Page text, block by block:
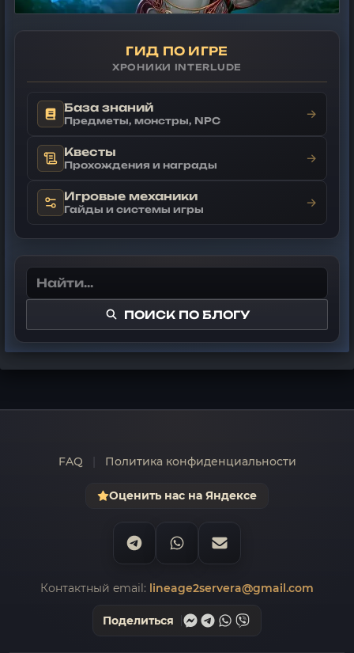
ГИД ПО ИГРЕ
ХРОНИКИ INTERLUDE
База знаний
Предметы, монстры, NPC →
Квесты
Прохождения и награды →
Игровые механики
Гайды и системы игры →
ПОИСК ПО БЛОГУ
FAQ Политика конфиденциальности
Оценить нас на Яндексе
Контактный email: lineage2servera@gmail.com
Поделиться